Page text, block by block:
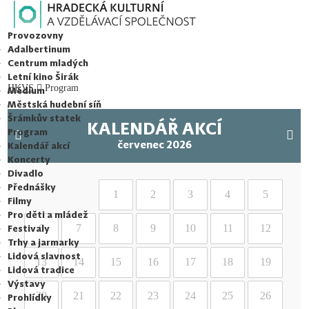
Provozovny
Adalbertinum
Centrum mladých
Letní kino Širák
Médium
Městská hudební síň
Šrámkův statek
Program
Kalendář akcí
Koncerty
Divadlo
Přednášky
Filmy
Pro děti a mládež
Festivaly
Trhy a jarmarky
Lidová slavnost
Lidová tradice
Výstavy
Prohlídky
HKVS Program
KALENDÁŘ AKCÍ
červenec 2026
1 2 3 4 5
6 7 8 9 10 11 12
13 14 15 16 17 18 19
20 21 22 23 24 25 26